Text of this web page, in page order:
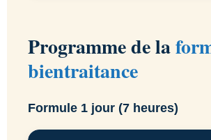
Programme de la
bientraitance
Formule 1 jour (7 heures)